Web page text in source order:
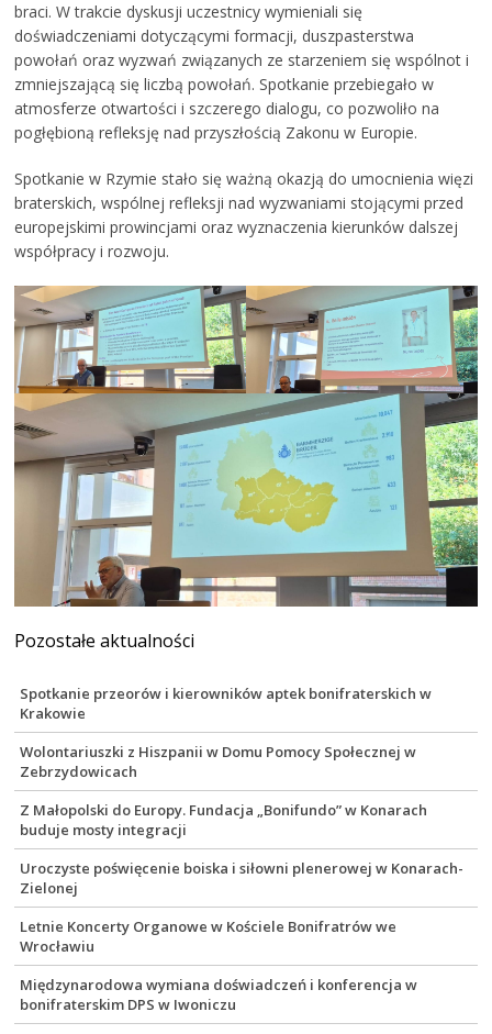
braci. W trakcie dyskusji uczestnicy wymieniali się
doświadczeniami dotyczącymi formacji, duszpasterstwa
powołań oraz wyzwań związanych ze starzeniem się wspólnot i
zmniejszającą się liczbą powołań. Spotkanie przebiegało w
atmosferze otwartości i szczerego dialogu, co pozwoliło na
pogłębioną refleksję nad przyszłością Zakonu w Europie.
Spotkanie w Rzymie stało się ważną okazją do umocnienia więzi
braterskich, wspólnej refleksji nad wyzwaniami stojącymi przed
europejskimi prowincjami oraz wyznaczenia kierunków dalszej
współpracy i rozwoju.
Pozostałe aktualności
Spotkanie przeorów i kierowników aptek bonifraterskich w
Krakowie
Wolontariuszki z Hiszpanii w Domu Pomocy Społecznej w
Zebrzydowicach
Z Małopolski do Europy. Fundacja „Bonifundo” w Konarach
buduje mosty integracji
Uroczyste poświęcenie boiska i siłowni plenerowej w Konarach-
Zielonej
Letnie Koncerty Organowe w Kościele Bonifratrów we
Wrocławiu
Międzynarodowa wymiana doświadczeń i konferencja w
bonifraterskim DPS w Iwoniczu